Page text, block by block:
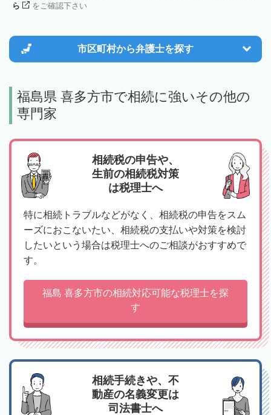
ら
をご確認下さい
市区町村から弁護士を探す
福島県 喜多方市で相続に強いその他の
専門家
相続税の申告や、
生前の相続税対策
は税理士へ
特に相続トラブルなどがなく、相続税の申告をスム
ーズにおこないたい、相続税の支払いや対策を検討
したいという場合は税理士へのご相談がおすすめで
す。
福島 喜多方市の相続対応可能な税理士を探
す
相続手続きや、不
動産の名義変更は
司法書士へ